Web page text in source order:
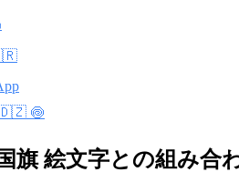
🍥
絵文字との組み合